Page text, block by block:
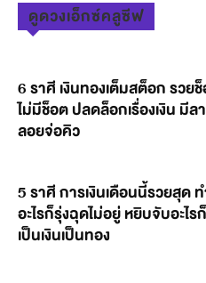
ดูดวงเอ็กซ์คลูซีฟ
6 ราศี เงินทองเต็มสต็อก รวย
ไม่มีช็อต ปลดล็อกเรื่องเงิน มีล
ลอยจ่อคิว
5 ราศี การเงินเดือนนี้รวยสุด
อะไรก็รุ่งฉุดไม่อยู่ หยิบจับอะไรก็
เป็นเงินเป็นทอง